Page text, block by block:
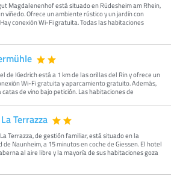
Magdalenenhof está situado en Rüdesheim am Rhein,
viñedo. Ofrece un ambiente rústico y un jardín con
conexión Wi-Fi gratuita. Todas las habitaciones
de Kiedrich está a 1 km de las orillas del Rin y ofrece un
Wi-Fi gratuita y aparcamiento gratuito. Además,
catas de vino bajo petición. Las habitaciones de
Terrazza
Terrazza, de gestión familiar, está situado en la
de Naunheim, a 15 minutos en coche de Giessen. El hotel
al aire libre y la mayoría de sus habitaciones goza